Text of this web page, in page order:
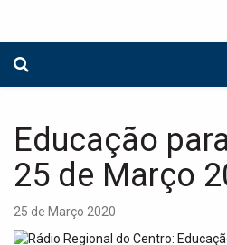
Educação
25 de Março
25 de Março 2020